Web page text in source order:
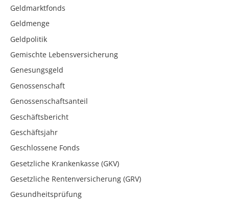
Geldmarktfonds
Geldmenge
Geldpolitik
Gemischte Lebensversicherung
Genesungsgeld
Genossenschaft
Genossenschaftsanteil
Geschäftsbericht
Geschäftsjahr
Geschlossene Fonds
Gesetzliche Krankenkasse (GKV)
Gesetzliche Rentenversicherung (GRV)
Gesundheitsprüfung